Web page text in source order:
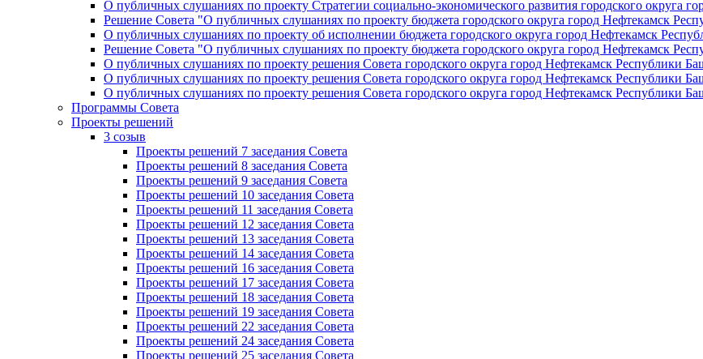
О публичных слушаниях по проекту Стратегии социально-экономического развития городского округа
Решение Совета "О публичных слушаниях по проекту бюджета городского округа город Нефтекамск
О публичных слушаниях по проекту об исполнении бюджета городского округа город Нефтекамск
Решение Совета "О публичных слушаниях по проекту бюджета городского округа город Нефтекамск
О публичных слушаниях по проекту решения Совета городского округа город Нефтекамск Республики
О публичных слушаниях по проекту решения Совета городского округа город Нефтекамск Республики
О публичных слушаниях по проекту решения Совета городского округа город Нефтекамск Республики
Программы Совета
Проекты решений
3 созыв
Проекты решений 7 заседания Совета
Проекты решений 8 заседания Совета
Проекты решений 9 заседания Совета
Проекты решений 10 заседания Совета
Проекты решений 11 заседания Совета
Проекты решений 12 заседания Совета
Проекты решений 13 заседания Совета
Проекты решений 14 заседания Совета
Проекты решений 16 заседания Совета
Проекты решений 17 заседания Совета
Проекты решений 18 заседания Совета
Проекты решений 19 заседания Совета
Проекты решений 22 заседания Совета
Проекты решений 24 заседания Совета
Проекты решений 25 заседания Совета